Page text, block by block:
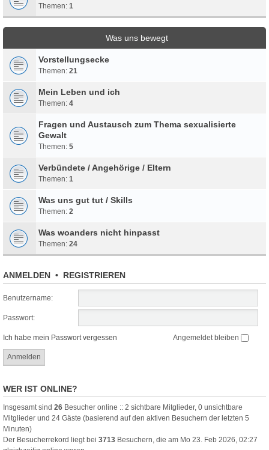
Themen: 1
Was uns bewegt
Vorstellungsecke
Themen: 21
Mein Leben und ich
Themen: 4
Fragen und Austausch zum Thema sexualisierte
Gewalt
Themen: 5
Verbündete / Angehörige / Eltern
Themen: 1
Was uns gut tut / Skills
Themen: 2
Was woanders nicht hinpasst
Themen: 24
ANMELDEN • REGISTRIEREN
Benutzername:
Passwort:
Ich habe mein Passwort vergessen Angemeldet bleiben
WER IST ONLINE?
Insgesamt sind 26 Besucher online :: 2 sichtbare Mitglieder, 0 unsichtbare
Mitglieder und 24 Gäste (basierend auf den aktiven Besuchern der letzten 5
Minuten)
Der Besucherrekord liegt bei 3713 Besuchern, die am Mo 23. Feb 2026, 02:27